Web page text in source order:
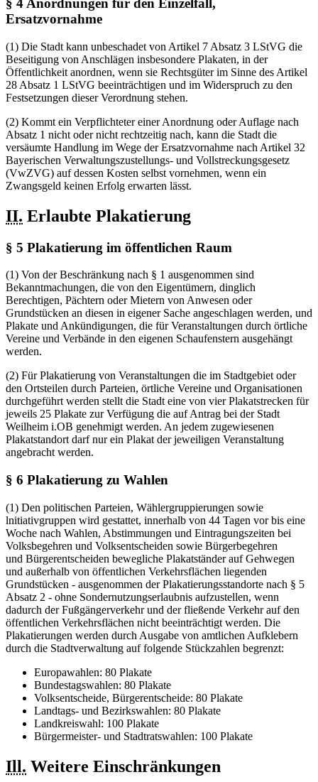
§ 4 Anordnungen für den Einzelfall,
Ersatzvornahme
(1) Die Stadt kann unbeschadet von Artikel 7 Absatz 3 LStVG die
Beseitigung von Anschlägen insbesondere Plakaten, in der
Öffentlichkeit anordnen, wenn sie Rechtsgüter im Sinne des Artikel
28 Absatz 1 LStVG beeinträchtigen und im Widerspruch zu den
Festsetzungen dieser Verordnung stehen.
(2) Kommt ein Verpflichteter einer Anordnung oder Auflage nach
Absatz 1 nicht oder nicht rechtzeitig nach, kann die Stadt die
versäumte Handlung im Wege der Ersatzvornahme nach Artikel 32
Bayerischen Verwaltungszustellungs- und Vollstreckungsgesetz
(VwZVG) auf dessen Kosten selbst vornehmen, wenn ein
Zwangsgeld keinen Erfolg erwarten lässt.
II. Erlaubte Plakatierung
§ 5 Plakatierung im öffentlichen Raum
(1) Von der Beschränkung nach § 1 ausgenommen sind
Bekanntmachungen, die von den Eigentümern, dinglich
Berechtigen, Pächtern oder Mietern von Anwesen oder
Grundstücken an diesen in eigener Sache angeschlagen werden, und
Plakate und Ankündigungen, die für Veranstaltungen durch örtliche
Vereine und Verbände in den eigenen Schaufenstern ausgehängt
werden.
(2) Für Plakatierung von Veranstaltungen die im Stadtgebiet oder
den Ortsteilen durch Parteien, örtliche Vereine und Organisationen
durchgeführt werden stellt die Stadt eine von vier Plakatstrecken für
jeweils 25 Plakate zur Verfügung die auf Antrag bei der Stadt
Weilheim i.OB genehmigt werden. An jedem zugewiesenen
Plakatstandort darf nur ein Plakat der jeweiligen Veranstaltung
angebracht werden.
§ 6 Plakatierung zu Wahlen
(1) Den politischen Parteien, Wählergruppierungen sowie
lnitiativgruppen wird gestattet, innerhalb von 44 Tagen vor bis eine
Woche nach Wahlen, Abstimmungen und Eintragungszeiten bei
Volksbegehren und Volksentscheiden sowie Bürgerbegehren
und Bürgerentscheiden bewegliche Plakatständer auf Gehwegen
und außerhalb von öffentlichen Verkehrsflächen liegenden
Grundstücken - ausgenommen der Plakatierungsstandorte nach § 5
Absatz 2 - ohne Sondernutzungserlaubnis aufzustellen, wenn
dadurch der Fußgängerverkehr und der fließende Verkehr auf den
öffentlichen Verkehrsflächen nicht beeinträchtigt werden. Die
Plakatierungen werden durch Ausgabe von amtlichen Aufklebern
durch die Stadtverwaltung auf folgende Stückzahlen begrenzt:
Europawahlen: 80 Plakate
Bundestagswahlen: 80 Plakate
Volksentscheide, Bürgerentscheide: 80 Plakate
Landtags- und Bezirkswahlen: 80 Plakate
Landkreiswahl: 100 Plakate
Bürgermeister- und Stadtratswahlen: 100 Plakate
Ill. Weitere Einschränkungen